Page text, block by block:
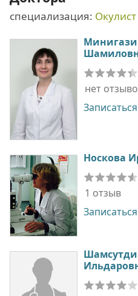
специализация:
нет
Записаться
Носкова
1 отзыв
Записаться